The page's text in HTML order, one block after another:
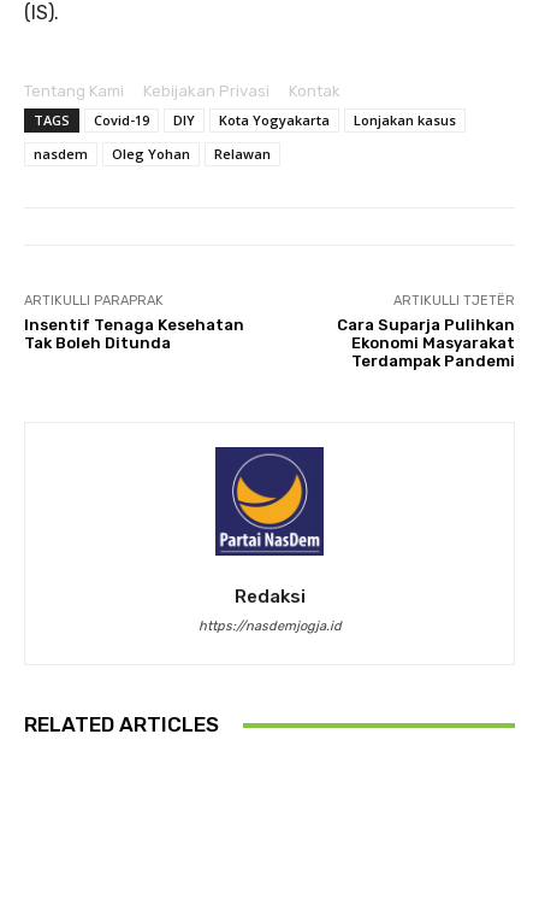
(IS).
Tentang Kami Kebijakan Privasi
Kontak
TAGS
Covid-19 DIY Kota Yogyakarta
Lonjakan kasus
nasdem
Oleg Yohan Relawan
ARTIKULLI PARAPRAK
Insentif Tenaga Kesehatan
Tak Boleh Ditunda
ARTIKULLI TJETËR
Cara Suparja Pulihkan
Ekonomi Masyarakat
Terdampak Pandemi
Redaksi
https://nasdemjogja.id
RELATED ARTICLES